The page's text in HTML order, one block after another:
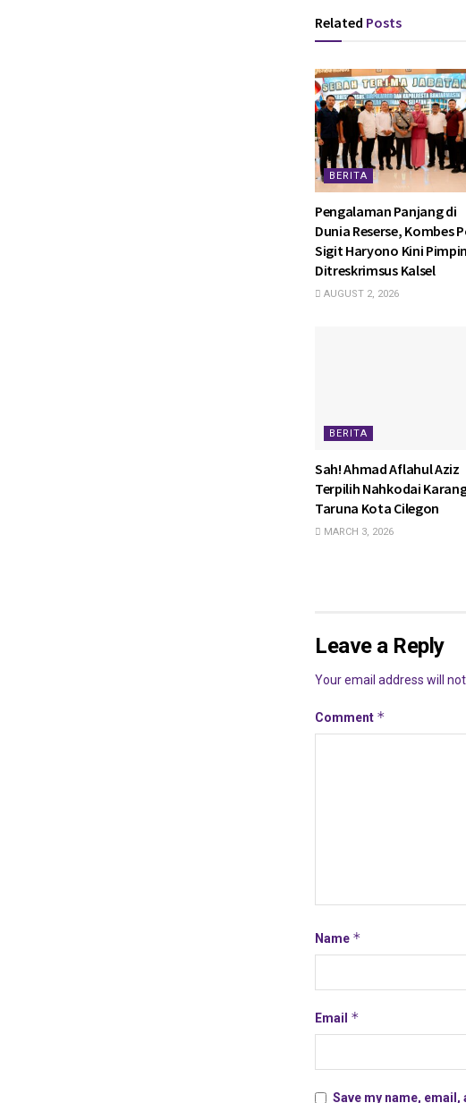
Related Posts
BERITA
Pengalaman Panjang di
Dunia Reserse, Kombes
Sigit Haryono Kini Pimpin
Ditreskrimsus Kalsel
AUGUST 2, 2026
BERITA
Sah! Ahmad Aflahul Aziz
Terpilih Nahkodai
Taruna Kota Cilegon
MARCH 3, 2026
Leave a Reply
Your email address will
Comment *
Name *
Email *
Save my name,